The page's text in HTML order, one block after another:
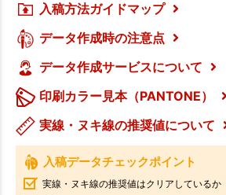
入稿方法ガイドマップ
データ作成時の注意点
データ作成サービスについて
印刷カラー見本（PANTONE）
実線・ヌキ線の推奨値について
入稿データチェックポイント
実線・ヌキ線の推奨値はクリアしているか